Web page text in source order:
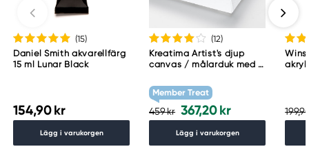
(15)
Daniel Smith akvarellfärg
15 ml Lunar Black
154,90 kr
Lägg i varukorgen
(12)
Kreatima Artist's djup
canvas / målarduk med 4
g/m²
Member Treat
459 kr 367,20 kr
Lägg i varukorgen